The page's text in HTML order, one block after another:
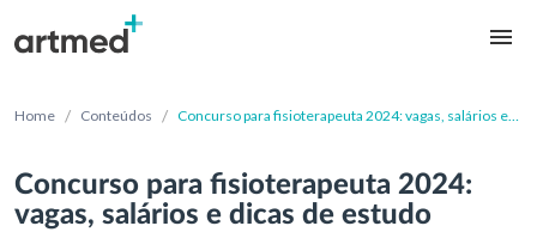
Home / Conteúdos / Concurso para fisioterapeuta 2024: vagas, salários e
Concurso para fisioterapeuta 2024:
vagas, salários e dicas de estudo